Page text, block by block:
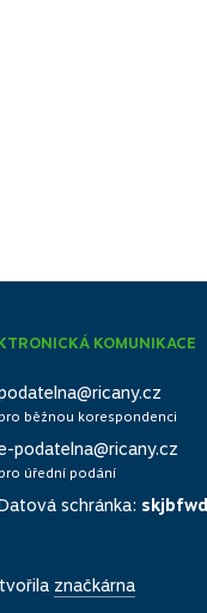
KOMUNIKACE
pro běžnou korespondenci
podatelna@ricany.cz
pro úřední podání
schránka: skjbfwd
značkárna